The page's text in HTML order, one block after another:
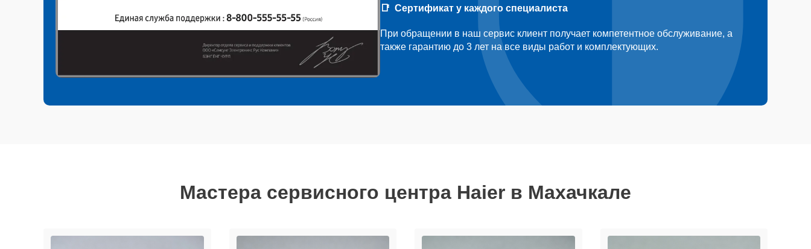
Сертификат у каждого специалиста
При обращении в наш сервис клиент получает компетентное обслуживание, а
также гарантию до 3 лет на все виды работ и комплектующих.
Мастера сервисного центра Haier в Махачкале